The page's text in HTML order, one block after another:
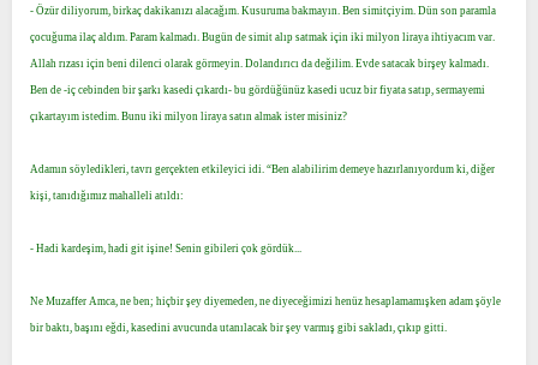
- Özür diliyorum, birkaç dakikanızı alacağım. Kusuruma bakmayın. Ben simitçiyim. Dün son paramla
çocuğuma ilaç aldım. Param kalmadı. Bugün de simit alıp satmak için iki milyon liraya ihtiyacım var.
Allah rızası için beni dilenci olarak görmeyin. Dolandırıcı da değilim. Evde satacak birşey kalmadı.
Ben de -iç cebinden bir şarkı kasedi çıkardı- bu gördüğünüz kasedi ucuz bir fiyata satıp, sermayemi
çıkartayım istedim. Bunu iki milyon liraya satın almak ister misiniz?
Adamın söyledikleri, tavrı gerçekten etkileyici idi. “Ben alabilirim demeye hazırlanıyordum ki, diğer
kişi, tanıdığımız mahalleli atıldı:
- Hadi kardeşim, hadi git işine! Senin gibileri çok gördük...
Ne Muzaffer Amca, ne ben; hiçbir şey diyemeden, ne diyeceğimizi henüz hesaplamamışken adam şöyle
bir baktı, başını eğdi, kasedini avucunda utanılacak bir şey varmış gibi sakladı, çıkıp gitti.